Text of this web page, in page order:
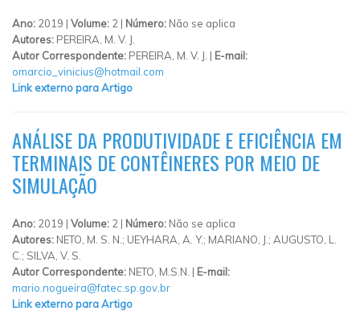
Ano: 2019 | Volume: 2 | Número: Não se aplica
Autores: PEREIRA, M. V. J.
Autor Correspondente: PEREIRA, M. V. J. | E-mail:
omarcio_vinicius@hotmail.com
Link externo para Artigo
ANÁLISE DA PRODUTIVIDADE E EFICIÊNCIA EM
TERMINAIS DE CONTÊINERES POR MEIO DE
SIMULAÇÃO
Ano: 2019 | Volume: 2 | Número: Não se aplica
Autores: NETO, M. S. N.; UEYHARA, A. Y.; MARIANO, J.; AUGUSTO, L.
C.; SILVA, V. S.
Autor Correspondente: NETO, M.S.N. | E-mail:
mario.nogueira@fatec.sp.gov.br
Link externo para Artigo